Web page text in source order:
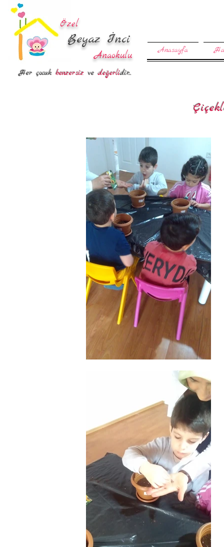
Özel
Beyaz İnci
Anaokulu Anasayfa
Her çocukbenzersizvedeğerlidir...